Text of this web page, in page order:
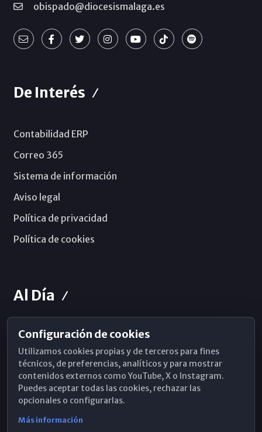
obispado@diocesismalaga.es
De Interés
Contabilidad ERP
Correo 365
Sistema de información
Aviso legal
Política de privacidad
Política de cookies
Al Día
Horarios de Misa
Hemeroteca
WhatsApp
Configuración de cookies
Utilizamos cookies propias y de terceros para fines
técnicos, de preferencias, analíticos y para mostrar
contenidos externos como YouTube, X o Instagram.
Puedes aceptar todas las cookies, rechazar las
opcionales o configurarlas.
Más información